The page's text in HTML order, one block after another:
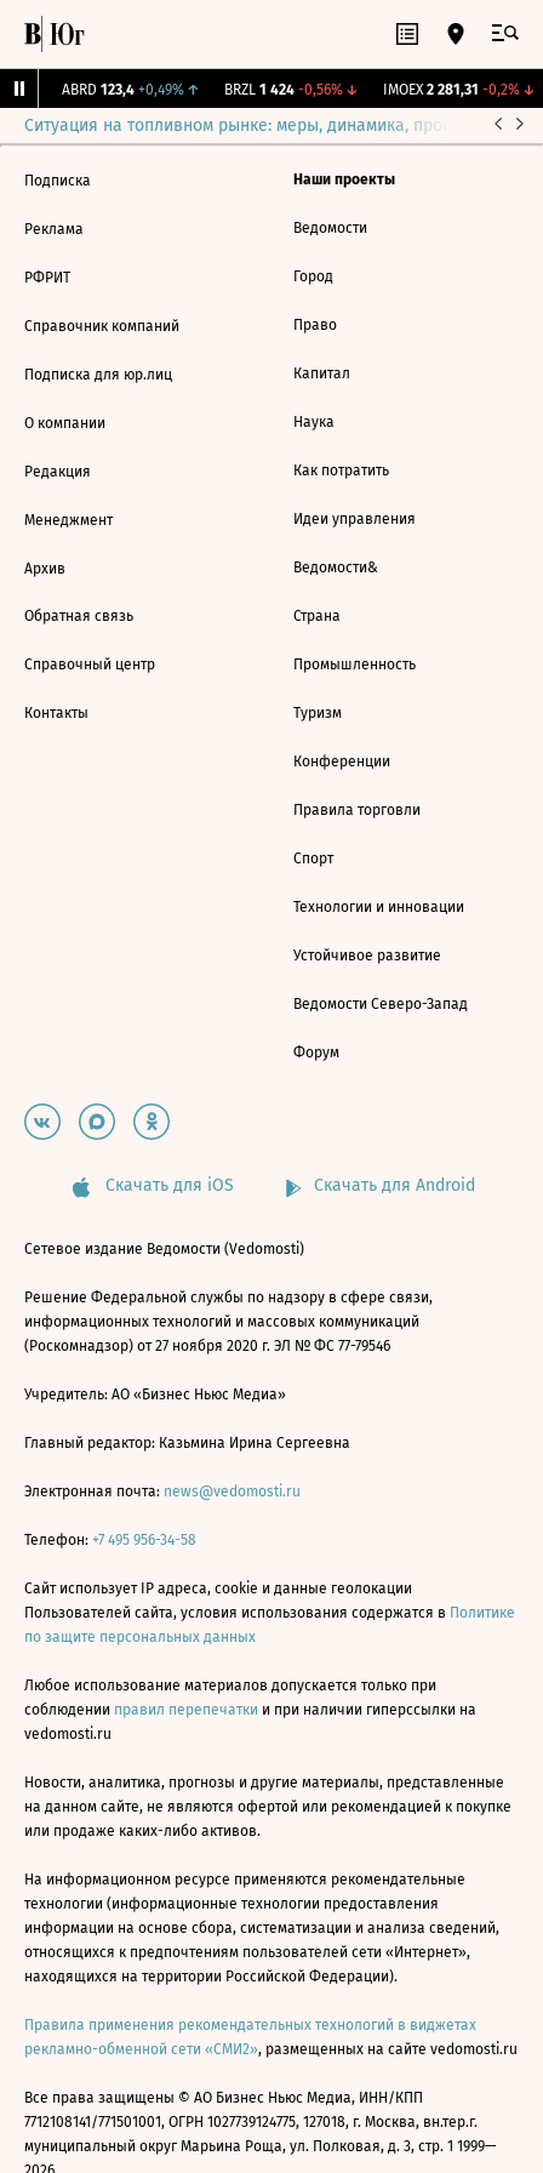
ABRD 123,4 +0,49%↑ BRZL 1 424 -0,56%↓ IMOEX 2 281,31 -0,2%↓
Ситуация на топливном рынке: меры, динамика, прогнозы
Подписка
Реклама
РФРИТ
Справочник компаний
Подписка для юр.лиц
О компании
Редакция
Менеджмент
Архив
Обратная связь
Справочный центр
Контакты
Наши проекты
Ведомости
Город
Право
Капитал
Наука
Как потратить
Идеи управления
Ведомости&
Страна
Промышленность
Туризм
Конференции
Правила торговли
Спорт
Технологии и инновации
Устойчивое развитие
Ведомости Северо-Запад
Форум
Скачать для iOS Скачать для Android
Сетевое издание Ведомости (Vedomosti)
Решение Федеральной службы по надзору в сфере связи,
информационных технологий и массовых коммуникаций
(Роскомнадзор) от 27 ноября 2020 г. ЭЛ № ФС 77-79546
Учредитель: АО «Бизнес Ньюс Медиа»
Главный редактор: Казьмина Ирина Сергеевна
Электронная почта: news@vedomosti.ru
Телефон: +7 495 956-34-58
Сайт использует IP адреса, cookie и данные геолокации
Пользователей сайта, условия использования содержатся в Политике
по защите персональных данных
Любое использование материалов допускается только при
соблюдении правил перепечатки и при наличии гиперссылки на
vedomosti.ru
Новости, аналитика, прогнозы и другие материалы, представленные
на данном сайте, не являются офертой или рекомендацией к покупке
или продаже каких-либо активов.
На информационном ресурсе применяются рекомендательные
технологии (информационные технологии предоставления
информации на основе сбора, систематизации и анализа сведений,
относящихся к предпочтениям пользователей сети «Интернет»,
находящихся на территории Российской Федерации).
Правила применения рекомендательных технологий в виджетах
рекламно-обменной сети «СМИ2», размещенных на сайте vedomosti.ru
Все права защищены © АО Бизнес Ньюс Медиа, ИНН/КПП
7712108141/771501001, ОГРН 1027739124775, 127018, г. Москва, вн.тер.г.
муниципальный округ Марьина Роща, ул. Полковая, д. 3, стр. 1 1999—